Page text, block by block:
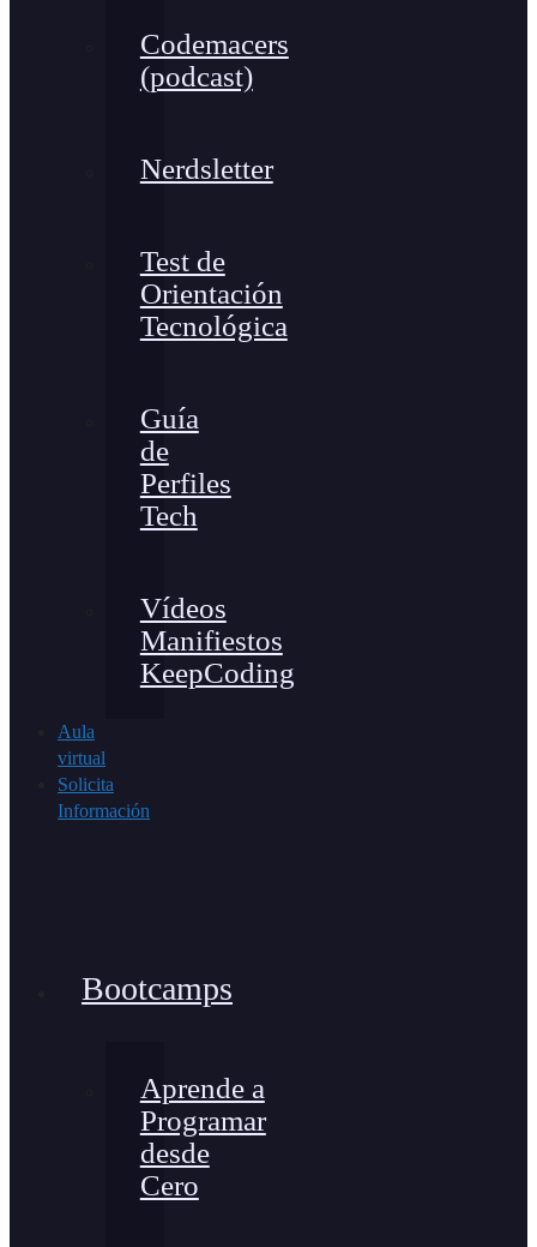
Codemacers
(podcast)
Nerdsletter
Test de
Orientación
Tecnológica
Guía
de
Perfiles
Tech
Vídeos
Manifiestos
KeepCoding
Aula
virtual
Solicita
Información
Bootcamps
Aprende a
Programar
desde
Cero